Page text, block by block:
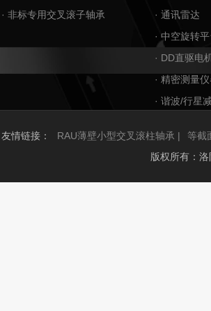
· 非标专用交叉滚子轴承
· 通讯雷达
· 中空旋转
· DD直驱电
· 精密测量
· 谐波/行星
友情链接： RAU薄壁小型交叉滚柱轴承 |
等截
版权所有：